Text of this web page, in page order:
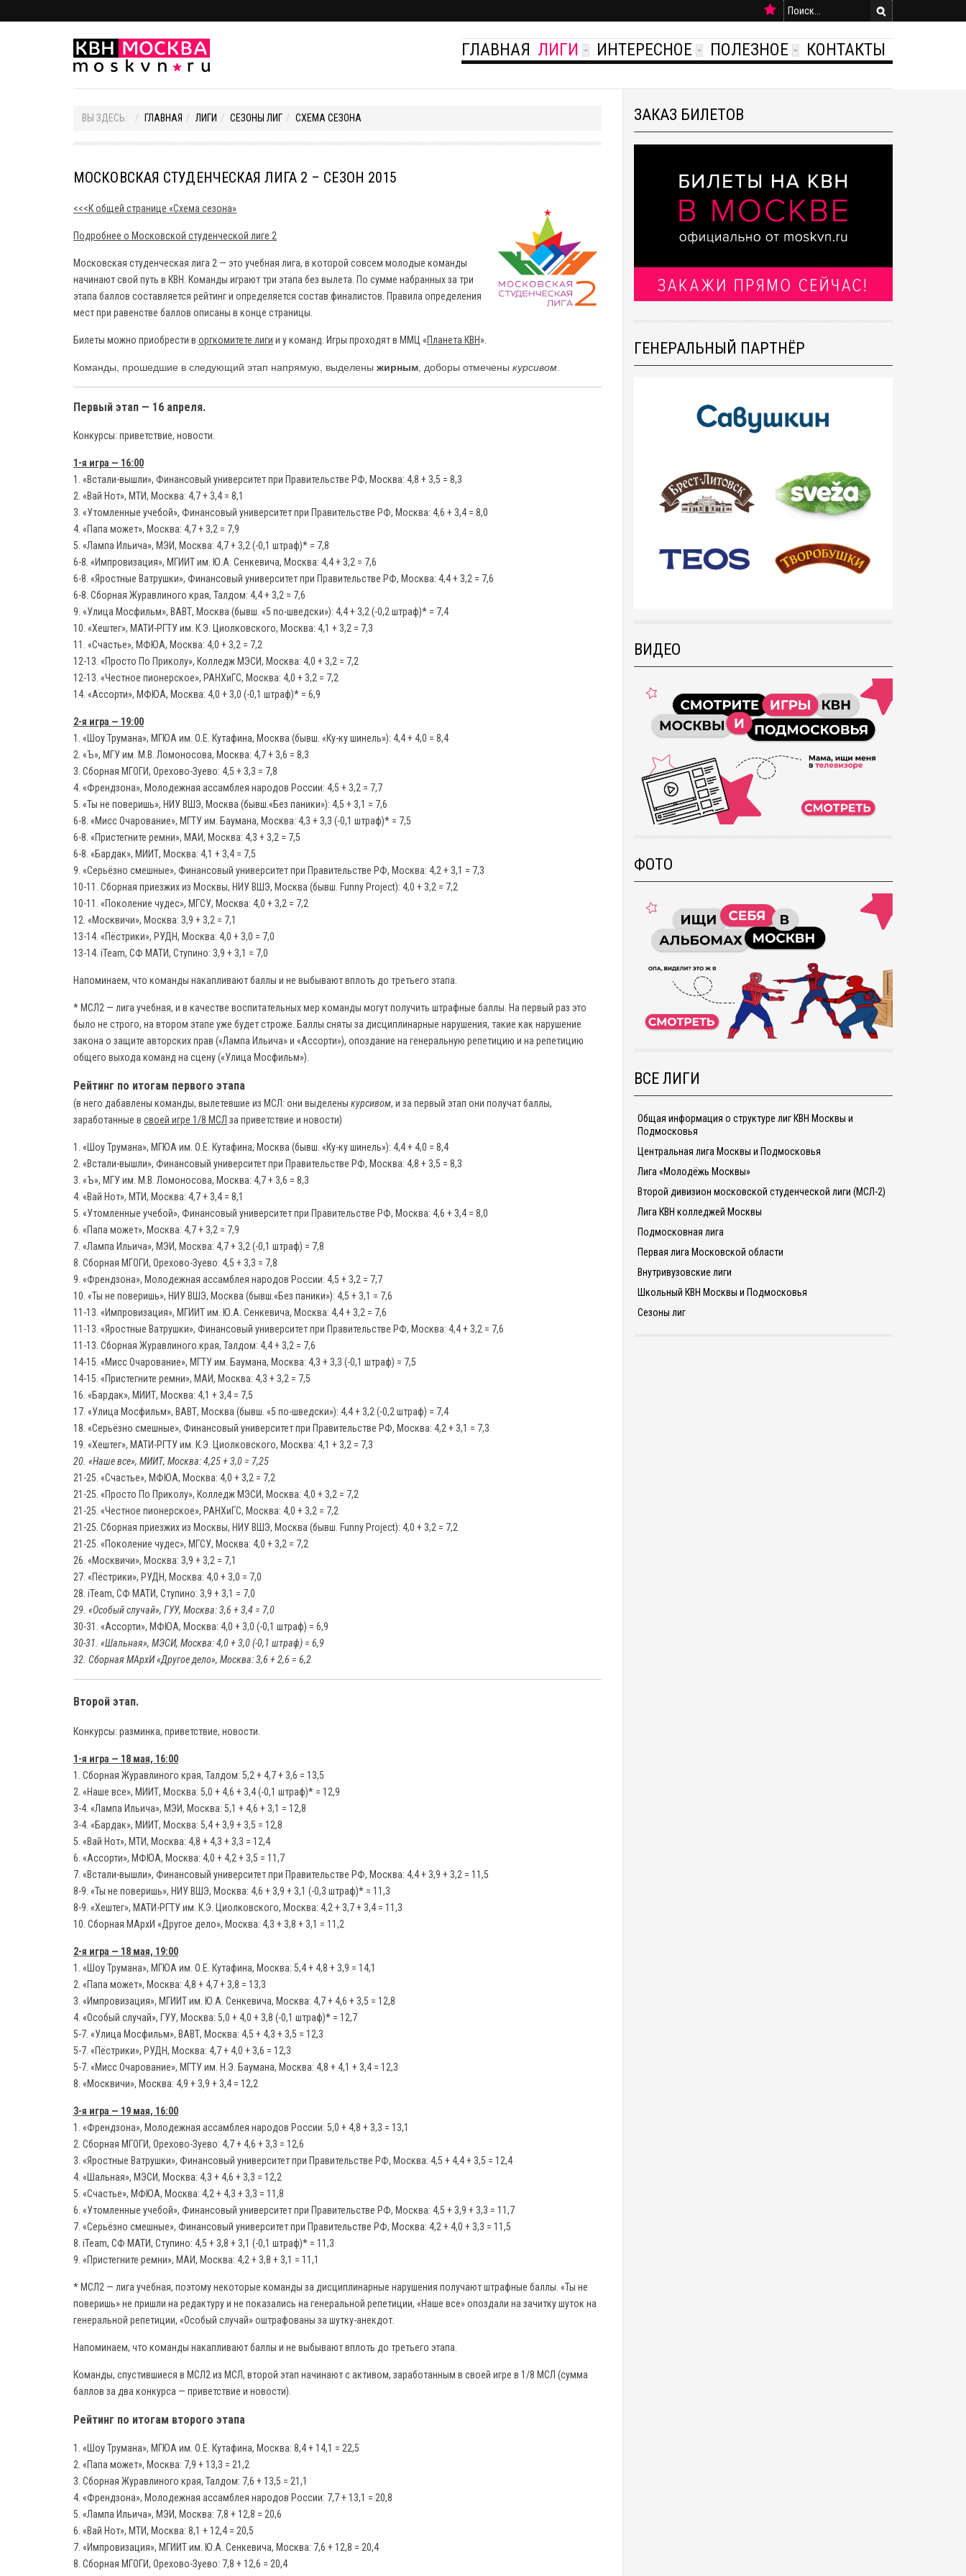
ГЛАВНАЯ ЛИГИ ИНТЕРЕСНОЕ ПОЛЕЗНОЕ КОНТАКТЫ
ВЫ ЗДЕСЬ: ГЛАВНАЯ ЛИГИ СЕЗОНЫ ЛИГ СХЕМА СЕЗОНА
МОСКОВСКАЯ СТУДЕНЧЕСКАЯ ЛИГА 2 – СЕЗОН 2015
<<<К общей странице «Схема сезона»
Подробнее о Московской студенческой лиге 2
Московская студенческая лига 2 — это учебная лига, в которой совсем молодые команды
начинают свой путь в КВН. Команды играют три этапа без вылета. По сумме набранных за три
этапа баллов составляется рейтинг и определяется состав финалистов. Правила определения
мест при равенстве баллов описаны в конце страницы.
Билеты можно приобрести в оргкомитете лиги и у команд. Игры проходят в ММЦ «Планета КВН».
Команды, прошедшие в следующий этап напрямую, выделены жирным , доборы отмечены курсивом
Первый этап — 16 апреля.
Конкурсы: приветствие, новости.
1-я игра — 16:00
1. «Встали-вышли», Финансовый университет при Правительстве РФ, Москва: 4,8 + 3,5 = 8,3
2. «Вай Нот», МТИ, Москва: 4,7 + 3,4 = 8,1
3. «Утомленные учебой», Финансовый университет при Правительстве РФ, Москва: 4,6 + 3,4 = 8,0
4. «Папа может», Москва: 4,7 + 3,2 = 7,9
5. «Лампа Ильича», МЭИ, Москва: 4,7 + 3,2 (-0,1 штраф)* = 7,8
6-8. «Импровизация», МГИИТ им. Ю.А. Сенкевича, Москва: 4,4 + 3,2 = 7,6
6-8. «Яростные Ватрушки», Финансовый университет при Правительстве РФ, Москва: 4,4 + 3,2 = 7,6
6-8. Сборная Журавлиного края, Талдом: 4,4 + 3,2 = 7,6
9. «Улица Мосфильм», ВАВТ, Москва (бывш. «5 по-шведски»): 4,4 + 3,2 (-0,2 штраф)* = 7,4
10. «Хештег», МАТИ-РГТУ им. К.Э. Циолковского, Москва: 4,1 + 3,2 = 7,3
11. «Счастье», МФЮА, Москва: 4,0 + 3,2 = 7,2
12-13. «Просто По Приколу», Колледж МЭСИ, Москва: 4,0 + 3,2 = 7,2
12-13. «Честное пионерское», РАНХиГС, Москва: 4,0 + 3,2 = 7,2
14. «Ассорти», МФЮА, Москва: 4,0 + 3,0 (-0,1 штраф)* = 6,9
2-я игра — 19:00
1. «Шоу Трумана», МГЮА им. О.Е. Кутафина, Москва (бывш. «Ку-ку шинель»): 4,4 + 4,0 = 8,4
2. «Ъ», МГУ им. М.В. Ломоносова, Москва: 4,7 + 3,6 = 8,3
3. Сборная МГОГИ, Орехово-Зуево: 4,5 + 3,3 = 7,8
4. «Френдзона», Молодежная ассамблея народов России: 4,5 + 3,2 = 7,7
5. «Ты не поверишь», НИУ ВШЭ, Москва (бывш.«Без паники»): 4,5 + 3,1 = 7,6
6-8. «Мисс Очарование», МГТУ им. Баумана, Москва: 4,3 + 3,3 (-0,1 штраф)* = 7,5
6-8. «Пристегните ремни», МАИ, Москва: 4,3 + 3,2 = 7,5
6-8. «Бардак», МИИТ, Москва: 4,1 + 3,4 = 7,5
9. «Серьёзно смешные», Финансовый университет при Правительстве РФ, Москва: 4,2 + 3,1 = 7,3
10-11. Сборная приезжих из Москвы, НИУ ВШЭ, Москва (бывш. Funny Project): 4,0 + 3,2 = 7,2
10-11. «Поколение чудес», МГСУ, Москва: 4,0 + 3,2 = 7,2
12. «Москвичи», Москва: 3,9 + 3,2 = 7,1
13-14. «Пёстрики», РУДН, Москва: 4,0 + 3,0 = 7,0
13-14. iTeam, СФ МАТИ, Ступино: 3,9 + 3,1 = 7,0
Напоминаем, что команды накапливают баллы и не выбывают вплоть до третьего этапа.
* МСЛ2 — лига учебная, и в качестве воспитательных мер команды могут получить штрафные баллы. На первый раз это
было не строго, на втором этапе уже будет строже. Баллы сняты за дисциплинарные нарушения, такие как нарушение
закона о защите авторских прав («Лампа Ильича» и «Ассорти»), опоздание на генеральную репетицию и на репетицию
общего выхода команд на сцену («Улица Мосфильм»).
Рейтинг по итогам первого этапа
(в него дабавлены команды, вылетевшие из МСЛ: они выделены курсивом, и за первый этап они получат баллы,
заработанные в своей игре 1/8 МСЛ за приветствие и новости)
1. «Шоу Трумана», МГЮА им. О.Е. Кутафина, Москва (бывш. «Ку-ку шинель»): 4,4 + 4,0 = 8,4
2. «Встали-вышли», Финансовый университет при Правительстве РФ, Москва: 4,8 + 3,5 = 8,3
3. «Ъ», МГУ им. М.В. Ломоносова, Москва: 4,7 + 3,6 = 8,3
4. «Вай Нот», МТИ, Москва: 4,7 + 3,4 = 8,1
5. «Утомленные учебой», Финансовый университет при Правительстве РФ, Москва: 4,6 + 3,4 = 8,0
6. «Папа может», Москва: 4,7 + 3,2 = 7,9
7. «Лампа Ильича», МЭИ, Москва: 4,7 + 3,2 (-0,1 штраф) = 7,8
8. Сборная МГОГИ, Орехово-Зуево: 4,5 + 3,3 = 7,8
9. «Френдзона», Молодежная ассамблея народов России: 4,5 + 3,2 = 7,7
10. «Ты не поверишь», НИУ ВШЭ, Москва (бывш.«Без паники»): 4,5 + 3,1 = 7,6
11-13. «Импровизация», МГИИТ им. Ю.А. Сенкевича, Москва: 4,4 + 3,2 = 7,6
11-13. «Яростные Ватрушки», Финансовый университет при Правительстве РФ, Москва: 4,4 + 3,2 = 7,6
11-13. Сборная Журавлиного края, Талдом: 4,4 + 3,2 = 7,6
14-15. «Мисс Очарование», МГТУ им. Баумана, Москва: 4,3 + 3,3 (-0,1 штраф) = 7,5
14-15. «Пристегните ремни», МАИ, Москва: 4,3 + 3,2 = 7,5
16. «Бардак», МИИТ, Москва: 4,1 + 3,4 = 7,5
17. «Улица Мосфильм», ВАВТ, Москва (бывш. «5 по-шведски»): 4,4 + 3,2 (-0,2 штраф) = 7,4
18. «Серьёзно смешные», Финансовый университет при Правительстве РФ, Москва: 4,2 + 3,1 = 7,3
19. «Хештег», МАТИ-РГТУ им. К.Э. Циолковского, Москва: 4,1 + 3,2 = 7,3
20. «Наше все», МИИТ, Москва: 4,25 + 3,0 = 7,25
21-25. «Счастье», МФЮА, Москва: 4,0 + 3,2 = 7,2
21-25. «Просто По Приколу», Колледж МЭСИ, Москва: 4,0 + 3,2 = 7,2
21-25. «Честное пионерское», РАНХиГС, Москва: 4,0 + 3,2 = 7,2
21-25. Сборная приезжих из Москвы, НИУ ВШЭ, Москва (бывш. Funny Project): 4,0 + 3,2 = 7,2
21-25. «Поколение чудес», МГСУ, Москва: 4,0 + 3,2 = 7,2
26. «Москвичи», Москва: 3,9 + 3,2 = 7,1
27. «Пёстрики», РУДН, Москва: 4,0 + 3,0 = 7,0
28. iTeam, СФ МАТИ, Ступино: 3,9 + 3,1 = 7,0
29. «Особый случай», ГУУ, Москва: 3,6 + 3,4 = 7,0
30-31. «Ассорти», МФЮА, Москва: 4,0 + 3,0 (-0,1 штраф) = 6,9
30-31. «Шальная», МЭСИ, Москва: 4,0 + 3,0 (-0,1 штраф) = 6,9
32. Сборная МАрхИ «Другое дело», Москва: 3,6 + 2,6 = 6,2
Второй этап.
Конкурсы: разминка, приветствие, новости.
1-я игра — 18 мая, 16:00
1. Сборная Журавлиного края, Талдом: 5,2 + 4,7 + 3,6 = 13,5
2. «Наше все», МИИТ, Москва: 5,0 + 4,6 + 3,4 (-0,1 штраф)* = 12,9
3-4. «Лампа Ильича», МЭИ, Москва: 5,1 + 4,6 + 3,1 = 12,8
3-4. «Бардак», МИИТ, Москва: 5,4 + 3,9 + 3,5 = 12,8
5. «Вай Нот», МТИ, Москва: 4,8 + 4,3 + 3,3 = 12,4
6. «Ассорти», МФЮА, Москва: 4,0 + 4,2 + 3,5 = 11,7
7. «Встали-вышли», Финансовый университет при Правительстве РФ, Москва: 4,4 + 3,9 + 3,2 = 11,5
8-9. «Ты не поверишь», НИУ ВШЭ, Москва: 4,6 + 3,9 + 3,1 (-0,3 штраф)* = 11,3
8-9. «Хештег», МАТИ-РГТУ им. К.Э. Циолковского, Москва: 4,2 + 3,7 + 3,4 = 11,3
10. Сборная МАрхИ «Другое дело», Москва: 4,3 + 3,8 + 3,1 = 11,2
2-я игра — 18 мая, 19:00
1. «Шоу Трумана», МГЮА им. О.Е. Кутафина, Москва: 5,4 + 4,8 + 3,9 = 14,1
2. «Папа может», Москва: 4,8 + 4,7 + 3,8 = 13,3
3. «Импровизация», МГИИТ им. Ю.А. Сенкевича, Москва: 4,7 + 4,6 + 3,5 = 12,8
4. «Особый случай», ГУУ, Москва: 5,0 + 4,0 + 3,8 (-0,1 штраф)* = 12,7
5-7. «Улица Мосфильм», ВАВТ, Москва: 4,5 + 4,3 + 3,5 = 12,3
5-7. «Пёстрики», РУДН, Москва: 4,7 + 4,0 + 3,6 = 12,3
5-7. «Мисс Очарование», МГТУ им. Н.Э. Баумана, Москва: 4,8 + 4,1 + 3,4 = 12,3
8. «Москвичи», Москва: 4,9 + 3,9 + 3,4 = 12,2
3-я игра — 19 мая, 16:00
1. «Френдзона», Молодежная ассамблея народов России: 5,0 + 4,8 + 3,3 = 13,1
2. Сборная МГОГИ, Орехово-Зуево: 4,7 + 4,6 + 3,3 = 12,6
3. «Яростные Ватрушки», Финансовый университет при Правительстве РФ, Москва: 4,5 + 4,4 + 3,5 = 12,4
4. «Шальная», МЭСИ, Москва: 4,3 + 4,6 + 3,3 = 12,2
5. «Счастье», МФЮА, Москва: 4,2 + 4,3 + 3,3 = 11,8
6. «Утомленные учебой», Финансовый университет при Правительстве РФ, Москва: 4,5 + 3,9 + 3,3 = 11,7
7. «Серьёзно смешные», Финансовый университет при Правительстве РФ, Москва: 4,2 + 4,0 + 3,3 = 11,5
8. iTeam, СФ МАТИ, Ступино: 4,5 + 3,8 + 3,1 (-0,1 штраф)* = 11,3
9. «Пристегните ремни», МАИ, Москва: 4,2 + 3,8 + 3,1 = 11,1
* МСЛ2 — лига учебная, поэтому некоторые команды за дисциплинарные нарушения получают штрафные баллы. «Ты не
поверишь» не пришли на редактуру и не показались на генеральной репетиции, «Наше все» опоздали на зачитку шуток на
генеральной репетиции, «Особый случай» оштрафованы за шутку-анекдот.
Напоминаем, что команды накапливают баллы и не выбывают вплоть до третьего этапа.
Команды, спустившиеся в МСЛ2 из МСЛ, второй этап начинают с активом, заработанным в своей игре в 1/8 МСЛ (сумма
баллов за два конкурса — приветствие и новости).
Рейтинг по итогам второго этапа
1. «Шоу Трумана», МГЮА им. О.Е. Кутафина, Москва: 8,4 + 14,1 = 22,5
2. «Папа может», Москва: 7,9 + 13,3 = 21,2
3. Сборная Журавлиного края, Талдом: 7,6 + 13,5 = 21,1
4. «Френдзона», Молодежная ассамблея народов России: 7,7 + 13,1 = 20,8
5. «Лампа Ильича», МЭИ, Москва: 7,8 + 12,8 = 20,6
6. «Вай Нот», МТИ, Москва: 8,1 + 12,4 = 20,5
7. «Импровизация», МГИИТ им. Ю.А. Сенкевича, Москва: 7,6 + 12,8 = 20,4
8. Сборная МГОГИ, Орехово-Зуево: 7,8 + 12,6 = 20,4
ЗАКАЗ БИЛЕТОВ
ГЕНЕРАЛЬНЫЙ ПАРТНЁР
ВИДЕО
ФОТО
ВСЕ ЛИГИ
Общая информация о структуре лиг КВН Москвы и
Подмосковья
Центральная лига Москвы и Подмосковья
Лига «Молодёжь Москвы»
Второй дивизион московской студенческой лиги (МСЛ-2)
Лига КВН колледжей Москвы
Подмосковная лига
Первая лига Московской области
Внутривузовские лиги
Школьный КВН Москвы и Подмосковья
Сезоны лиг